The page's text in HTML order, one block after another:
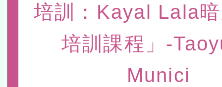
研究院辦理「115年表揚
位及節水達人選拔活動」
115年8月22日(星期六)辦
市孔廟祈福系列活動—儒
2026年桃園地景藝術節教
本校115學年度第2次代理
培訓：Kayal Lala
培訓課程」-
Munici